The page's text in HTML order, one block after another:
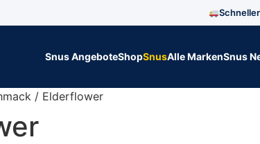
Snus AngeboteShopSnusAlle MarkenSnus
/ Elderflower